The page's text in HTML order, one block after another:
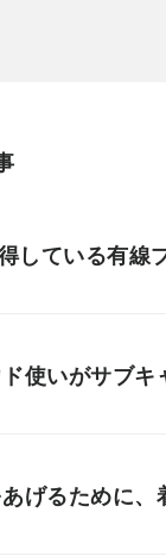
している有線
ド使いがサブ
あげるために